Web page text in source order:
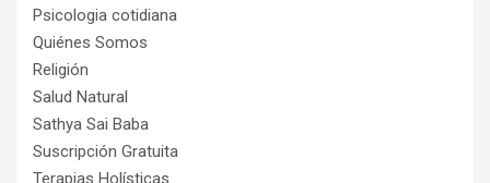
Psicologia cotidiana
Quiénes Somos
Religión
Salud Natural
Sathya Sai Baba
Suscripción Gratuita
Terapias Holísticas